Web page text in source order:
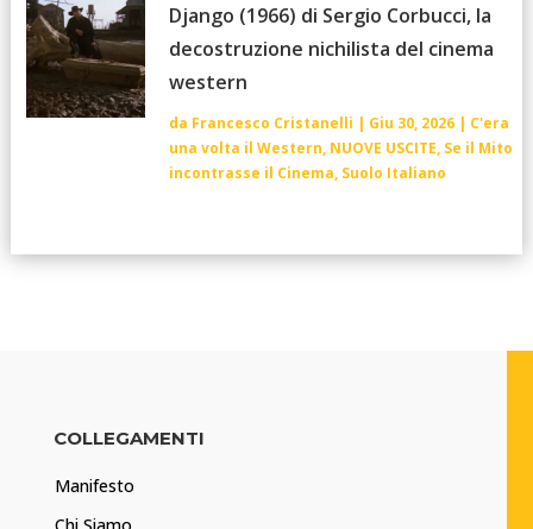
Django (1966) di Sergio Corbucci, la
decostruzione nichilista del cinema
western
da Francesco Cristanelli | Giu 30, 2026| C'era
una volta il Western, NUOVE USCITE, Se il Mito
incontrasse il Cinema, Suolo Italiano
COLLEGAMENTI
Manifesto